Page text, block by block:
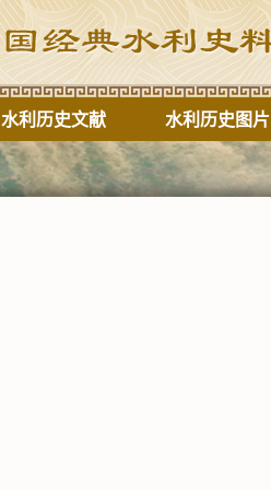
水利历史文献 水利历史图片